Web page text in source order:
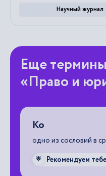
Научный журнал
Еще
«Право и
Ко
одно из сословий в
🌟 Рекомендуем тебе